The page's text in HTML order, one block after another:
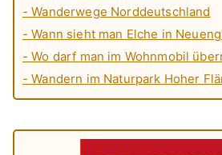
- Wanderwege Norddeutschland
- Wann sieht man Elche in
- Wo darf man im Wohnmobil
- Wandern im Naturpark Hoher